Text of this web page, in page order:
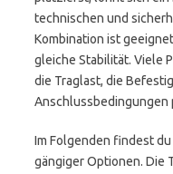
technischen und
Kombination ist
gleiche Stabilität. Viele
die Traglast, die
Anschlussbedingungen
Im Folgenden findest
gängiger Optionen. Die